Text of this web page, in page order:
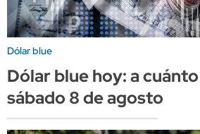
Dólar blue
Dólar blue hoy: a
sábado 8 de agosto